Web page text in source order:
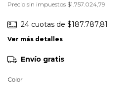
Precio sin impuestos $1.757.024,79
24 cuotas de $187.787,81
Ver más detalles
Envío gratis
Color